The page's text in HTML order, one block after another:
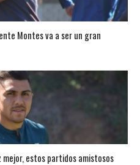
Montes va a ser un gran
mejor, estos partidos amistosos